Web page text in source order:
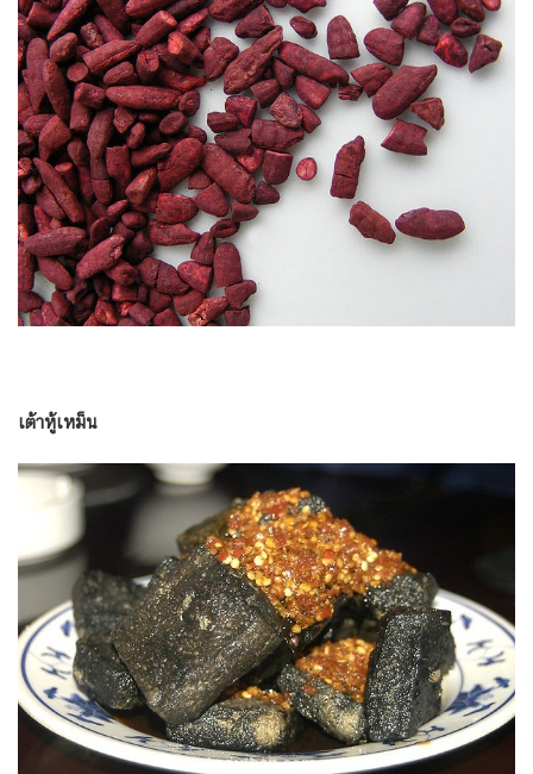
เต้าหู้เหม็น